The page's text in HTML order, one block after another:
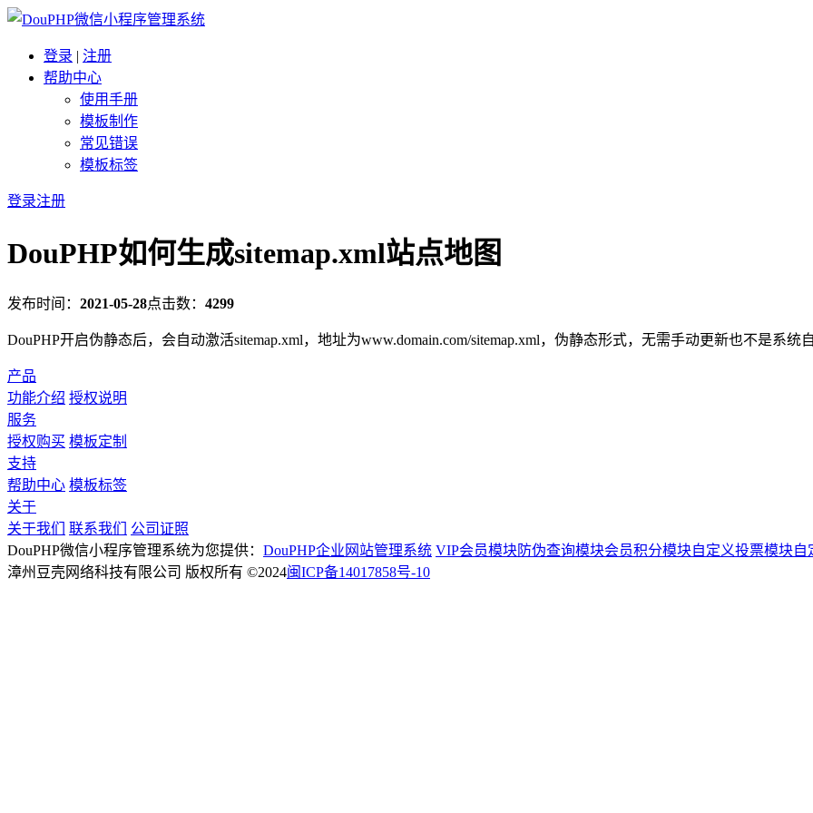
登录 | 注册
帮助中心
使用手册
模板制作
常见错误
模板标签
登录注册
DouPHP如何生成sitemap.xml站点地图
发布时间： 2021-05-28点击数： 4299
DouPHP开启伪静态后，会自动激活sitemap.xml，地址为www.domain.com/sitemap.xml，伪静态形式，无需手动更新也不是系统
产品
功能介绍 授权说明
服务
授权购买 模板定制
支持
帮助中心 模板标签
关于
关于我们
联系我们
公司证照
DouPHP微信小程序管理系统为您提供： DouPHP企业网站管理系统 VIP会员模块防伪查询模块会员积分模块自定义投票模块自
漳州豆壳网络科技有限公司 版权所有 ©2024闽ICP备14017858号-10